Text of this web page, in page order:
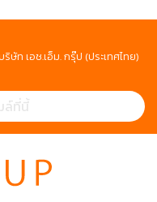
ษัท เอช.เอ็ม. กรุ๊ป (ประเทศไทย)